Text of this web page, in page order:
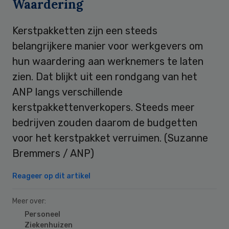
Waardering
Kerstpakketten zijn een steeds
belangrijkere manier voor werkgevers om
hun waardering aan werknemers te laten
zien. Dat blijkt uit een rondgang van het
ANP langs verschillende
kerstpakkettenverkopers. Steeds meer
bedrijven zouden daarom de budgetten
voor het kerstpakket verruimen. (Suzanne
Bremmers / ANP)
Reageer op dit artikel
Meer over:
Personeel
Ziekenhuizen